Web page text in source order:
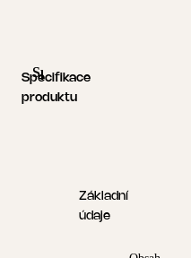
Specifikace produktu
Specifikace
produktu
Základní
údaje